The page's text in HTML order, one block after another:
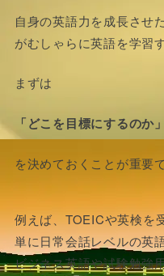
自身の英語力を成長させ
がむしゃらに英語を学習
まずは
「どこを目標にするのか」
を決めておくことが重要で
例えば、TOEICや英検を
単に日常会話レベルの英
ビジネス英語や試験勉強